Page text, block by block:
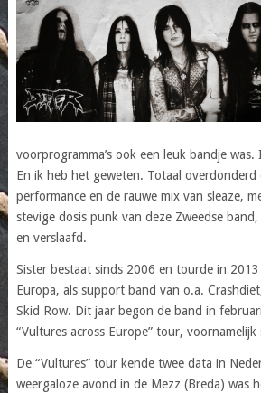
voorprogramma’s ook een leuk bandje
En ik heb het geweten. Totaal
performance en de rauwe mix van sleaze,
stevige dosis punk van deze Zweedse
en verslaafd.
Sister bestaat sinds 2006 en tourde in
Europa, als support band van o.a.
Skid Row. Dit jaar begon de band in
“Vultures across Europe” tour,
De “Vultures” tour kende twee data in
weergaloze avond in de Mezz (Breda) was